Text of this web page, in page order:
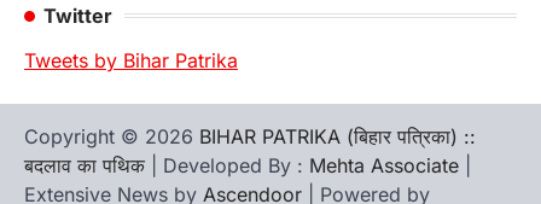
Twitter
Tweets by Bihar Patrika
Copyright © 2026 BIHAR PATRIKA (बिहार पत्रिका) ::
बदलाव का पथिक | Developed By : Mehta Associate
Extensive News by Ascendoor | Powered by